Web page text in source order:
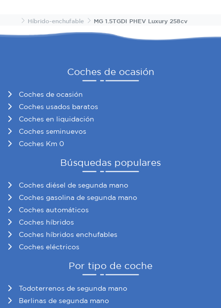
InicioHíbrido-enchufable MG 1.5TGDI PHEV Luxury 258cv
Coches de ocasión
Coches de ocasión
Coches usados baratos
Coches en liquidación
Coches seminuevos
Coches Km 0
Búsquedas populares
Coches diésel de segunda mano
Coches gasolina de segunda mano
Coches automáticos
Coches híbridos
Coches híbridos enchufables
Coches eléctricos
Por tipo de coche
Todoterrenos de segunda mano
Berlinas de segunda mano